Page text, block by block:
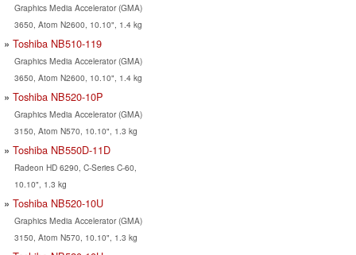
Graphics Media Accelerator (GMA)
3650, Atom N2600, 10.10", 1.4 kg
Toshiba NB510-119
Graphics Media Accelerator (GMA)
3650, Atom N2600, 10.10", 1.4 kg
Toshiba NB520-10P
Graphics Media Accelerator (GMA)
3150, Atom N570, 10.10", 1.3 kg
Toshiba NB550D-11D
Radeon HD 6290, C-Series C-60,
10.10", 1.3 kg
Toshiba NB520-10U
Graphics Media Accelerator (GMA)
3150, Atom N570, 10.10", 1.3 kg